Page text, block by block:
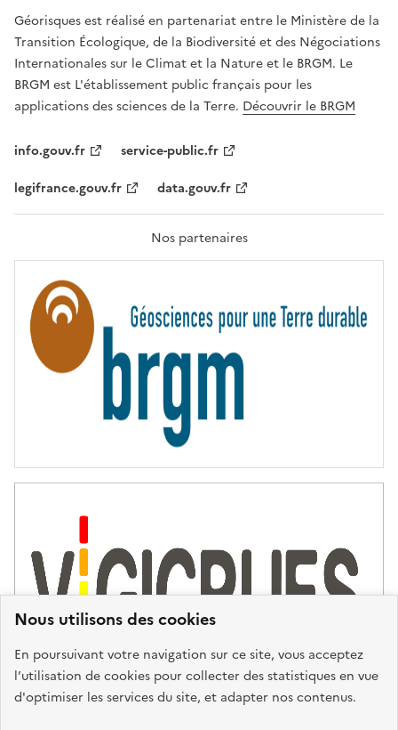
Nous utilisons des cookies
En poursuivant votre navigation sur ce site, vous acceptez
l’utilisation de cookies pour collecter des statistiques en vue
d'optimiser les services du site, et adapter nos contenus.
T
É
,
É
G
A
L
F
A
T
R
T
É
Géorisques est réalisé en partenariat entre le Ministère de la
Transition Écologique, de la Biodiversité et des Négociations
Internationales sur le Climat et la Nature et le BRGM. Le
BRGM est L'établissement public français pour les
applications des sciences de la Terre. Découvrir le BRGM
info.gouv.fr
service-public.fr
legifrance.gouv.fr
data.gouv.fr
Nos partenaires